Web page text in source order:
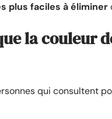
plus faciles à éliminer
la couleur
qui consultent